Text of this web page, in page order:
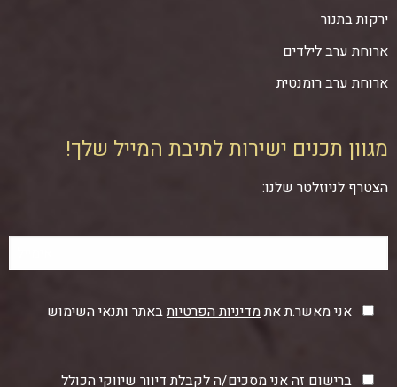
ירקות בתנור
ארוחת ערב לילדים
ארוחת ערב רומנטית
מגוון תכנים ישירות לתיבת המייל שלך!
הצטרף לניוזלטר שלנו:
אני מאשר.ת אתמדיניות הפרטיותבאתר ותנאי השימוש
ברישום זה אני מסכים/ה לקבלת דיוור שיווקי הכולל